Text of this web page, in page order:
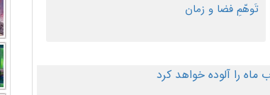
تَوهّمِ فضا و زمان
را آلوده خواهد کرد